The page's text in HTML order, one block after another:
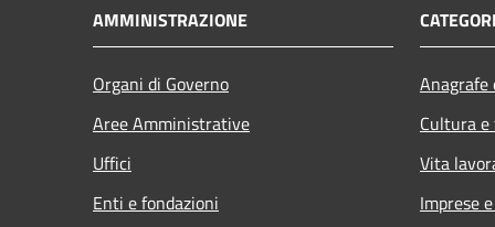
AMMINISTRAZIONE
Organi di Governo
Aree Amministrative
Uffici
Enti e fondazioni
Cultura
Vita
Imprese